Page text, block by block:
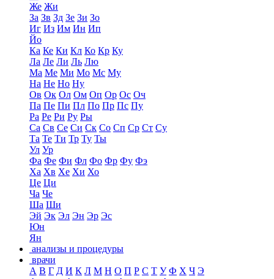
Же Жи
За Зв Зд Зе Зи Зо
Иг Из Им Ин Ип
Йо
Ка Ке Ки Кл Ко Кр Ку
Ла Ле Ли Ль Лю
Ма Ме Ми Мо Мс Му
На Не Но Ну
Ов Ок Ол Ом Оп Ор Ос Оч
Па Пе Пи Пл По Пр Пс Пу
Ра Ре Ри Ру Ры
Са Св Се Си Ск Со Сп Ср Ст Су
Та Те Ти Тр Ту Ты
Ул Ур
Фа Фе Фи Фл Фо Фр Фу Фэ
Ха Хв Хе Хи Хо
Це Ци
Ча Че
Ша Ши
Эй Эк Эл Эн Эр Эс
Юн
Ян
анализы и процедуры
врачи
А В Г Д И К Л М Н О П Р С Т У Ф Х Ч Э